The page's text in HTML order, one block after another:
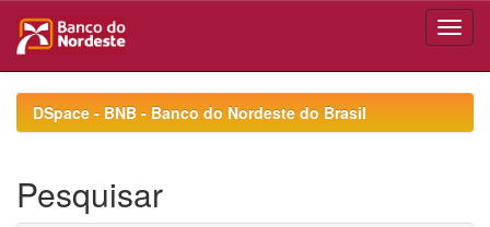
navigationDSpace - BNB - Banco do Nordeste do Brasil
Pesquisar